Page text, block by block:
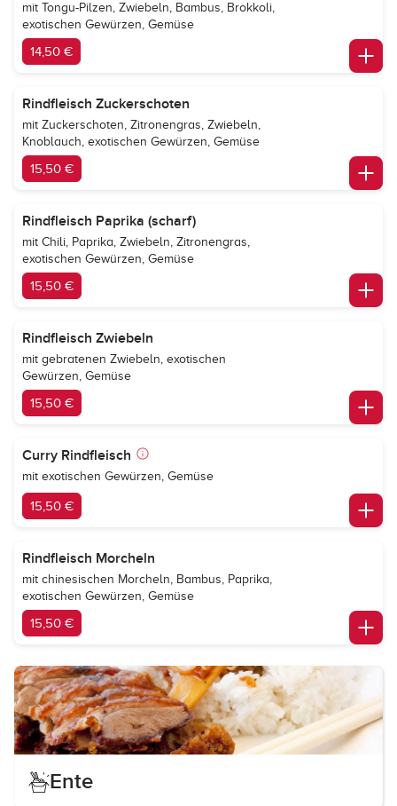
mit Tongu-Pilzen, Zwiebeln, Bambus, Brokkoli,
exotischen Gewürzen, Gemüse
14,50 €
Rindfleisch Zuckerschoten
mit Zuckerschoten, Zitronengras, Zwiebeln,
Knoblauch, exotischen Gewürzen, Gemüse
15,50 €
Rindfleisch Paprika (scharf)
mit Chili, Paprika, Zwiebeln, Zitronengras,
exotischen Gewürzen, Gemüse
15,50 €
Rindfleisch Zwiebeln
mit gebratenen Zwiebeln, exotischen
Gewürzen, Gemüse
15,50 €
Curry Rindfleisch
mit exotischen Gewürzen, Gemüse
15,50 €
Rindfleisch Morcheln
mit chinesischen Morcheln, Bambus, Paprika,
exotischen Gewürzen, Gemüse
15,50 €
Ente